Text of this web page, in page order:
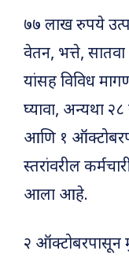
७७ लाख रुपये
वेतन, भत्ते,
यांसह विविध
घ्यावा, अन्यथा
आणि १
स्तरांवरील
आला आहे.
२ ऑक्टोबरपासून